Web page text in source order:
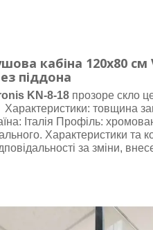
кабіна 120х80 см
піддона
KN-8-18 прозоре скло
Характеристики: товщина
Італія Профіль:
Характеристики
за зміни,